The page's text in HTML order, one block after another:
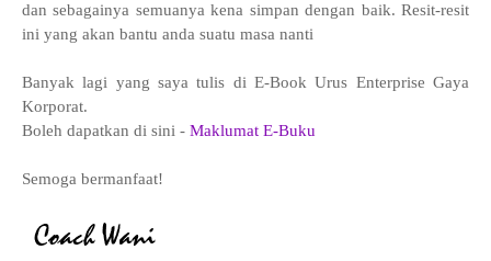
dan sebagainya semuanya kena simpan dengan baik. Resit-resit
ini yang akan bantu anda suatu masa nanti
Banyak lagi yang saya tulis di E-Book Urus Enterprise Gaya
Korporat.
Boleh dapatkan di sini - Maklumat E-Buku
Semoga bermanfaat!